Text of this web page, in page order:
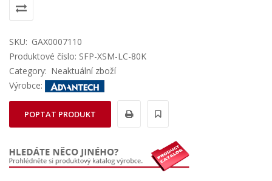
SKU: GAX0007110
Produktové číslo: SFP-XSM-LC-80K
Category: Neaktuální zboží
Výrobce:
POPTAT PRODUKT